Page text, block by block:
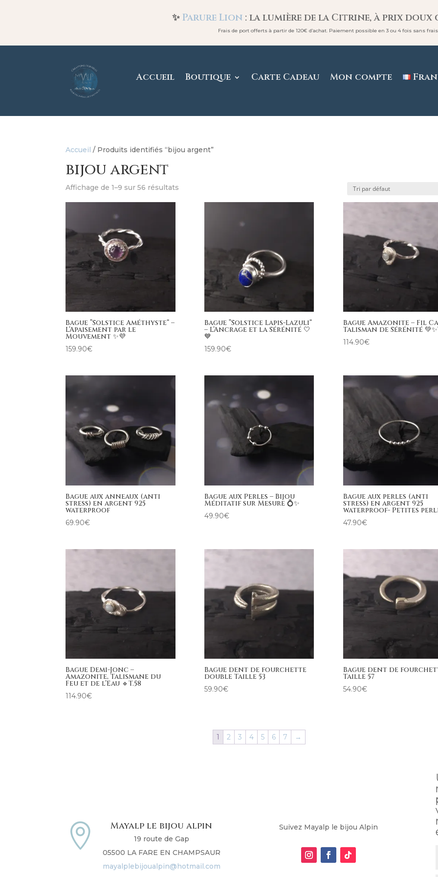
✨Parure Lion : la lumière de la Citrine, à prix doux
Frais de port offerts à partir de 120€ d’achat. Paiement possible en 3 ou 4 fois sans
Accueil Boutique Carte Cadeau Mon compte
Accueil / Produits identifiés “bijou argent”
bijou argent
Affichage de 1–9 sur 56 résultats
Bague “Solstice Améthyste” –
L’Apaisement par le
Mouvement ✨💜
159.90€
Bague “Solstice Lapis-Lazuli”
– L’Ancrage et la Sérénité 🤍
💙
159.90€
Bague Amazonite – Fil
Talisman de Sérénité
114.90€
Bague aux anneaux (anti
stress) en argent 925
waterproof
69.90€
Bague aux Perles – Bijou
Méditatif sur Mesure 💍✨
49.90€
Bague aux perles (anti
stress) en argent 925
waterproof- Petites
47.90€
Bague Demi-Jonc –
Amazonite, Talismane du
Feu et de l’Eau 🔹T.58
114.90€
Bague dent de fourchette
double Taille 53
59.90€
Bague dent de
Taille 57
54.90€
1 2 3 4 5 6 7 →
 Mayalp le bijou alpin
19 route de Gap
05500 LA FARE EN CHAMPSAUR
mayalplebijoualpin@hotmail.com
Suivez Mayalp le bijou Alpin